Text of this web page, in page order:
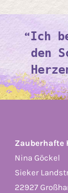
“Ich
den
Zauberhafte
Nina Göckel
Sieker
22927